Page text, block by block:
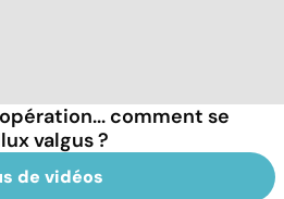
comment se
valgus ?
de vidéos